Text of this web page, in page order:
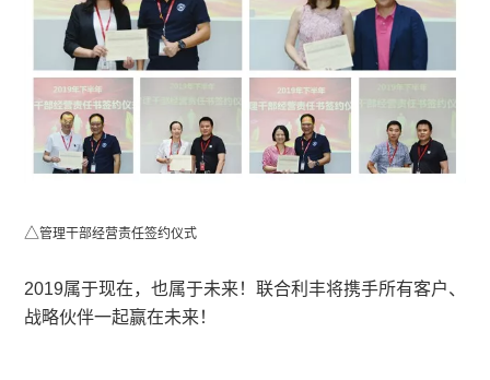
△管理干部经营责任签约仪式
2019属于现在，也属于未来！ 联合利丰将携手所有客户、
战略伙伴一起赢在未来！